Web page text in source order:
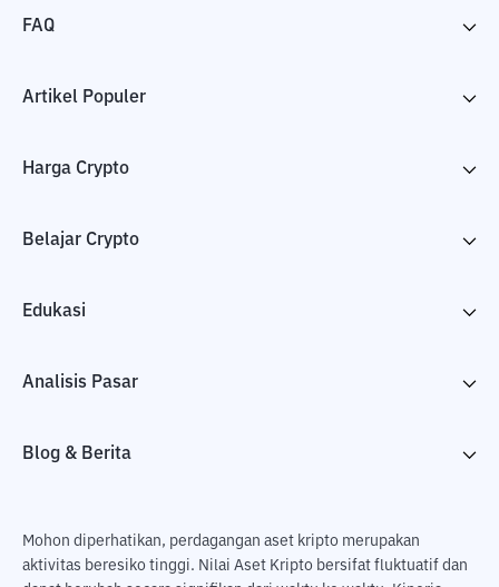
FAQ
Artikel Populer
Harga Crypto
Belajar Crypto
Edukasi
Analisis Pasar
Blog & Berita
Mohon diperhatikan, perdagangan aset kripto merupakan
aktivitas beresiko tinggi. Nilai Aset Kripto bersifat fluktuatif dan